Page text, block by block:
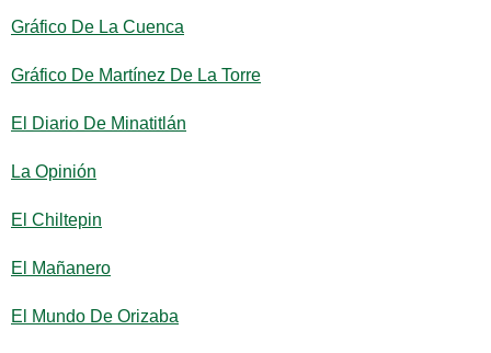
Gráfico De La Cuenca
Gráfico De Martínez De La Torre
El Diario De Minatitlán
La Opinión
El Chiltepin
El Mañanero
El Mundo De Orizaba